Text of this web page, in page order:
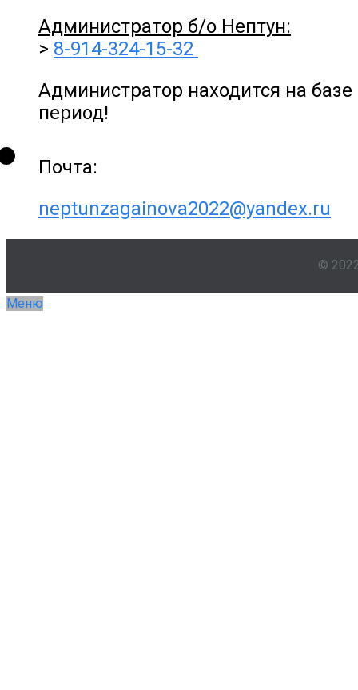
Администратор б/о Нептун:
> 8-914-324-15-32
Администратор находится на
период!
Почта:
neptunzagainova2022@yandex.ru
©
Меню